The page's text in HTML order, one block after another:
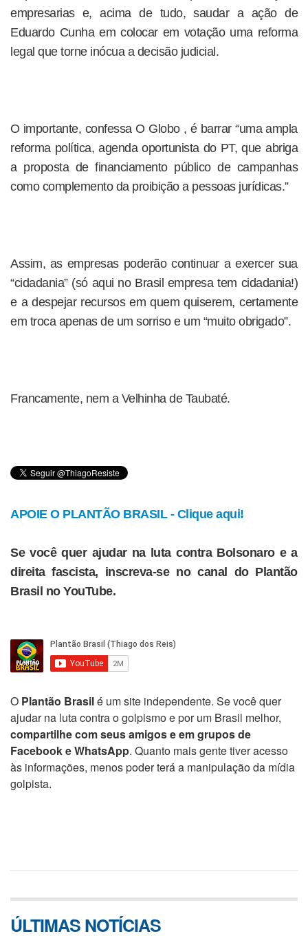
empresarias e, acima de tudo, saudar a ação de
Eduardo Cunha em colocar em votação uma reforma
legal que torne inócua a decisão judicial.
O importante, confessa O Globo , é barrar “uma ampla
reforma política, agenda oportunista do PT, que abriga
a proposta de financiamento público de campanhas
como complemento da proibição a pessoas jurídicas.”
Assim, as empresas poderão continuar a exercer sua
“cidadania” (só aqui no Brasil empresa tem cidadania!)
e a despejar recursos em quem quiserem, certamente
em troca apenas de um sorriso e um “muito obrigado”.
Francamente, nem a Velhinha de Taubaté.
APOIE O PLANTÃO BRASIL - Clique aqui!
Se você quer ajudar na luta contra Bolsonaro e a
direita fascista, inscreva-se no canal do Plantão
Brasil no YouTube.
O Plantão Brasilé um site independente. Se você quer
ajudar na luta contra o golpismo e por um Brasil melhor,
compartilhe com seus amigos e em grupos de
Facebook e WhatsApp. Quanto mais gente tiver acesso
às informações, menos poder terá a manipulação da mídia
golpista.
ÚLTIMAS NOTÍCIAS